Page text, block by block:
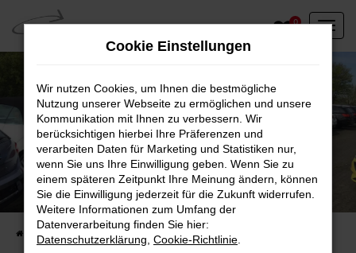
Zum
Hauptinhalt
springen
0
Unser Fahrzeugbestand vor Ort
Entdecken Sie unsere sofort verfügbaren
Fahrzeugangebote
Cookie Einstellungen
Wir nutzen Cookies, um Ihnen die bestmögliche
Nutzung unserer Webseite zu ermöglichen und unsere
Kommunikation mit Ihnen zu verbessern. Wir
berücksichtigen hierbei Ihre Präferenzen und
verarbeiten Daten für Marketing und Statistiken nur,
wenn Sie uns Ihre Einwilligung geben. Wenn Sie zu
einem späteren Zeitpunkt Ihre Meinung ändern, können
Sie die Einwilligung jederzeit für die Zukunft widerrufen.
Weitere Informationen zum Umfang der
Datenverarbeitung finden Sie hier:
Datenschutzerklärung Cookie-Richtlinie